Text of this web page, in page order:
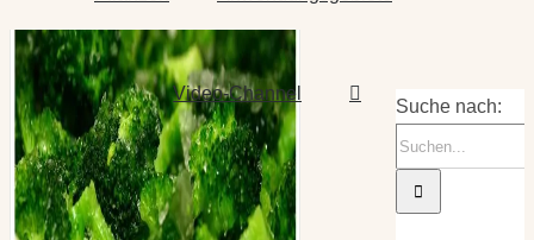
Video-Channel
Suche nach: